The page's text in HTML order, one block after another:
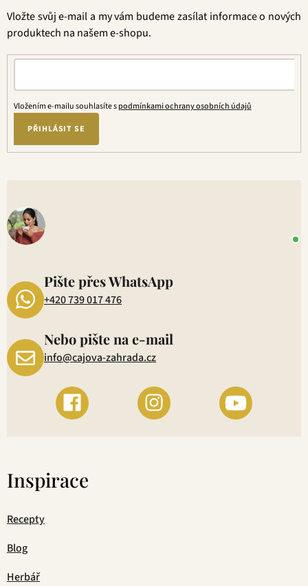
Vložte svůj e-mail a my vám budeme zasílat informace o nových
produktech na našem e-shopu.
Vložením e-mailu souhlasíte spodmínkami ochrany osobních údajů
PŘIHLÁSIT SE
Pište přes WhatsApp
+420 739 017 476
Nebo pište na e-mail
info@cajova-zahrada.cz
Inspirace
Recepty
Blog
Herbář